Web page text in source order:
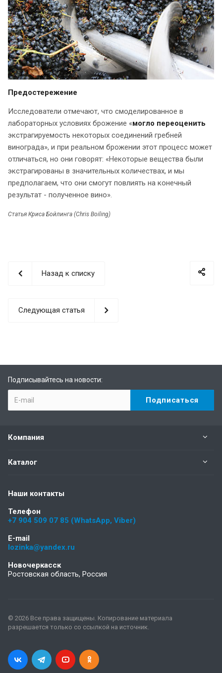
Предостережение
Исследователи отмечают, что смоделированное в
лабораторных условиях брожение «могло переоценить
экстрагируемость некоторых соединений гребней
винограда», и при реальном брожении этот процесс может
отличаться, но они говорят: «Некоторые вещества были
экстрагированы в значительных количествах, и мы
предполагаем, что они смогут повлиять на конечный
результат - полученное вино».
Статья Криса Бойлинга (Chris Boiling)
Назад к списку
Следующая статья
Подписывайтесь на новости:
Компания
Каталог
Наши контакты
Телефон
+7 904 509 07 85 (WhatsApp, Viber)
E-mail
lozinka@yandex.ru
Новочеркасск
Ростовская область, Россия
© 2026 Все права защищены. Копирование материала
разрешается только со ссылкой на источник.